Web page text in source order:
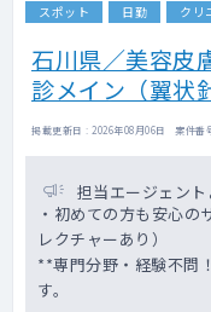
スポット 日勤 クリ
石川県／美容皮
診メイン（翼状
掲載更新日 : 2026年08月06日 案件番
担当エージェント
・初めての方も安心の
レクチャーあり）
**専門分野・経験不問
す。